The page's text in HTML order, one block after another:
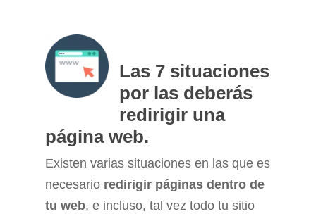
Las 7 situaciones
por las deberás
redirigir una
página web.
Existen varias situaciones en las que es
necesario redirigir páginas dentro de
tu web, e incluso, tal vez todo tu sitio